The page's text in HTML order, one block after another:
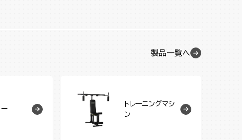
製品一覧へ
ー
トレーニングマシ
ン